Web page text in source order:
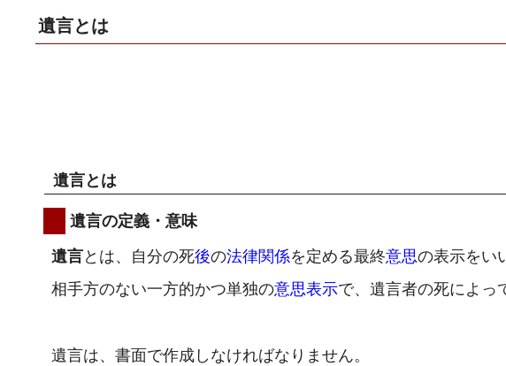
遺言とは
遺言とは
遺言の定義・意味
遺言とは、自分の死後の法律関係を定める最終意思の表示をい
相手方のない一方的かつ単独の意思表示で、遺言者の死によっ
遺言は、書面で作成しなければなりません。